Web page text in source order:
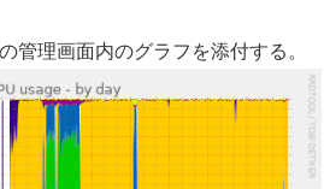
管理画面内のグラフを添付する。